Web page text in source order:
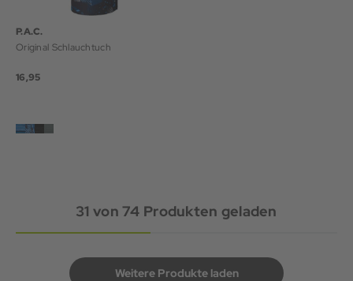
P.A.C.
Original Schlauchtuch
16,95
31 von74 Produkten geladen
Weitere Produkte laden